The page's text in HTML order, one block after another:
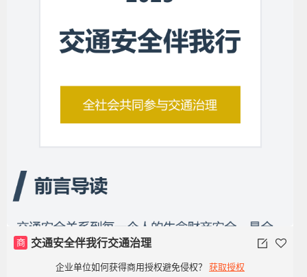
商 交通安全伴我行交通治理
企业单位如何获得商用授权避免侵权？ 获取授权